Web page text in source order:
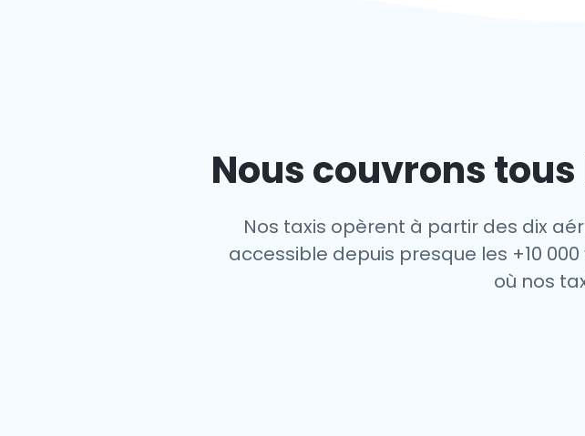
Nous couvrons
Nos taxis opèrent à partir des dix
accessible depuis presque les +10
où nos